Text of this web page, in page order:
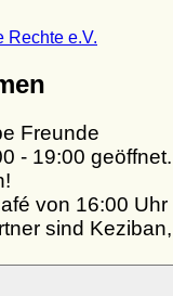
Freunde
- 19:00 geöffnet.
von 16:00 Uhr
sind Keziban,